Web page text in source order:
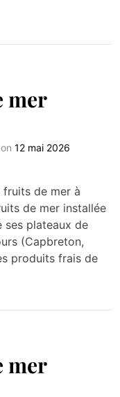
mer
12 mai 2026
fruits de mer à
de mer installée
ses plateaux de
(Capbreton,
produits frais de
mer